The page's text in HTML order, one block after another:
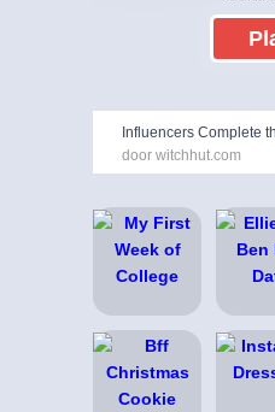
Influencers Complete
door witchhut.com